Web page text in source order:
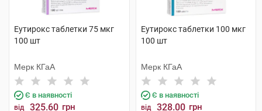
Еутирокс таблетки 75 мкг
100 шт
Мерк КГаА
Є в наявності
від 325.60 грн
Еутирокс таблетки 100 мкг
100 шт
Мерк КГаА
Є в наявності
від 328.00 грн